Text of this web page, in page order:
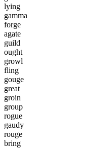
lying
gamma
forge
agate
guild
ought
growl
fling
gouge
great
groin
group
rogue
gaudy
rouge
bring